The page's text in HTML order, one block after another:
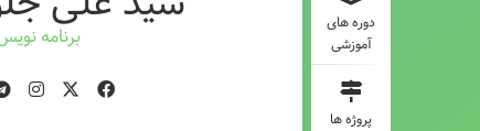
دوره های
آموزشی
پروژه ها
برنامه